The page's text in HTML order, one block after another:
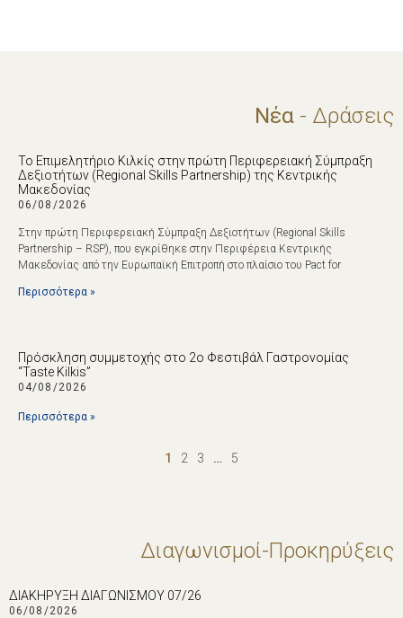
Νέα - Δράσεις
Το Επιμελητήριο Κιλκίς στην πρώτη Περιφερειακή Σύμπραξη
Δεξιοτήτων (Regional Skills Partnership) της Κεντρικής
Μακεδονίας
06/08/2026
Στην πρώτη Περιφερειακή Σύμπραξη Δεξιοτήτων (Regional Skills
Partnership – RSP), που εγκρίθηκε στην Περιφέρεια Κεντρικής
Μακεδονίας από την Ευρωπαϊκή Επιτροπή στο πλαίσιο του Pact for
Περισσότερα »
Πρόσκληση συμμετοχής στο 2ο Φεστιβάλ Γαστρονομίας
“Taste Kilkis”
04/08/2026
Περισσότερα »
1 2 3 … 5
Διαγωνισμοί-Προκηρύξεις
ΔΙΑΚΗΡΥΞΗ ΔΙΑΓΩΝΙΣΜΟΥ 07/26
06/08/2026